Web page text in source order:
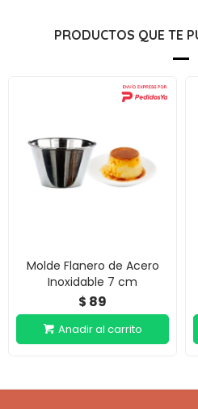
PRODUCTOS QUE TE
Molde Flanero de Acero
Inoxidable 7 cm
$ 89